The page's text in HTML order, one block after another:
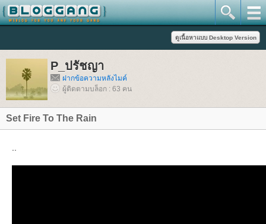
P_ปรัชญา
ฝากข้อความหลังไมค์
ผู้ติดตามบล็อก : 63 คน
Set Fire To The Rain